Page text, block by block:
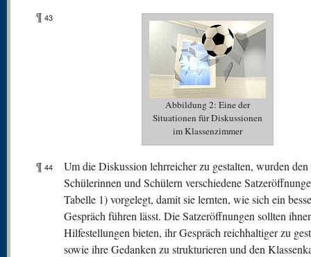
¶ 43
Abbildung 2: Eine der
Situationen für Diskussionen
im Klassenzimmer
¶ 44
Um die Diskussion lehrreicher zu gestalten, wurden den
Schülerinnen und Schülern verschiedene
Tabelle 1) vorgelegt, damit sie lernten, wie sich ein
Gespräch führen lässt. Die Satzeröffnungen sollten
Hilfestellungen bieten, ihr Gespräch reichhaltiger zu
sowie ihre Gedanken zu strukturieren und den